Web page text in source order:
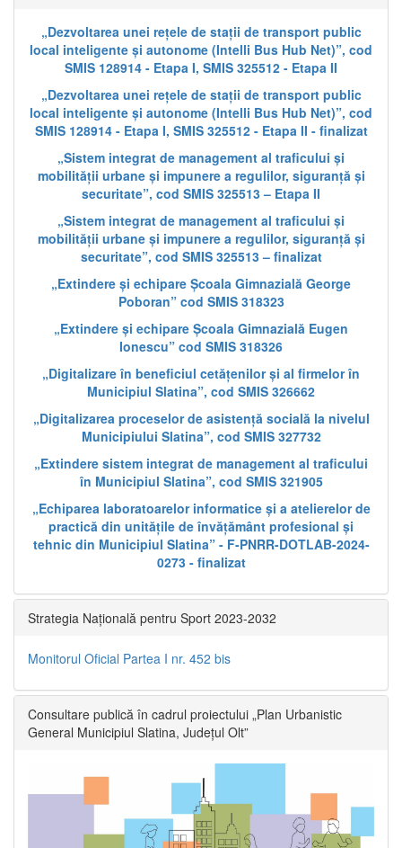
„Dezvoltarea unei rețele de stații de transport public
local inteligente și autonome (Intelli Bus Hub Net)”, cod
SMIS 128914 - Etapa I, SMIS 325512 - Etapa II
„Dezvoltarea unei rețele de stații de transport public
local inteligente și autonome (Intelli Bus Hub Net)”, cod
SMIS 128914 - Etapa I, SMIS 325512 - Etapa II - finalizat
„Sistem integrat de management al traficului și
mobilității urbane și impunere a regulilor, siguranță și
securitate”, cod SMIS 325513 – Etapa II
„Sistem integrat de management al traficului și
mobilității urbane și impunere a regulilor, siguranță și
securitate”, cod SMIS 325513 – finalizat
„Extindere și echipare Școala Gimnazială George
Poboran” cod SMIS 318323
„Extindere și echipare Școala Gimnazială Eugen
Ionescu” cod SMIS 318326
„Digitalizare în beneficiul cetățenilor și al firmelor în
Municipiul Slatina”, cod SMIS 326662
„Digitalizarea proceselor de asistență socială la nivelul
Municipiului Slatina”, cod SMIS 327732
„Extindere sistem integrat de management al traficului
în Municipiul Slatina”, cod SMIS 321905
„Echiparea laboratoarelor informatice și a atelierelor de
practică din unitățile de învățământ profesional și
tehnic din Municipiul Slatina” - F-PNRR-DOTLAB-2024-
0273 - finalizat
Strategia Națională pentru Sport 2023-2032
Monitorul Oficial Partea I nr. 452 bis
Consultare publică în cadrul proiectului „Plan Urbanistic
General Municipiul Slatina, Județul Olt”